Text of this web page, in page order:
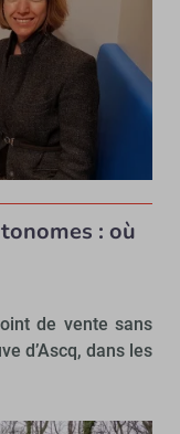
: où
de vente sans
d’Ascq, dans les